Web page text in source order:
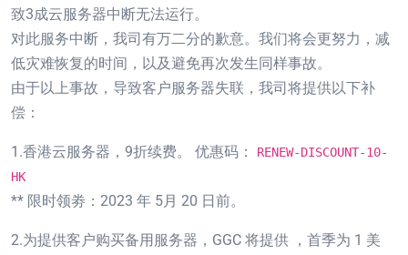
致3成云服务器中断无法运行。
对此服务中断，我司有万二分的歉意。我们将会更努力，减
低灾难恢复的时间，以及避免再次发生同样事故。
由于以上事故，导致客户服务器失联，我司将提供以下补
偿：
1.香港云服务器，9折续费。 优惠码：
RENEW-DISCOUNT-10-
HK
** 限时领劵：2023 年 5月 20 日前。
2.为提供客户购买备用服务器，GGC 将提供 ，首季为 1 美